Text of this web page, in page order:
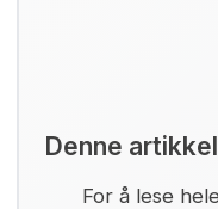
Denne
For å lese